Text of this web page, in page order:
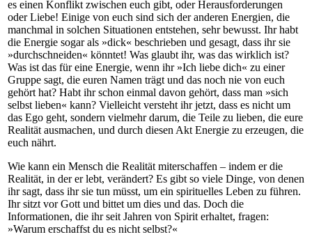
es einen Konflikt zwischen euch gibt, oder Herausforderungen
oder Liebe! Einige von euch sind sich der anderen Energien, die
manchmal in solchen Situationen entstehen, sehr bewusst. Ihr habt
die Energie sogar als »dick« beschrieben und gesagt, dass ihr sie
»durchschneiden« könntet! Was glaubt ihr, was das wirklich ist?
Was ist das für eine Energie, wenn ihr »Ich liebe dich« zu einer
Gruppe sagt, die euren Namen trägt und das noch nie von euch
gehört hat? Habt ihr schon einmal davon gehört, dass man »sich
selbst lieben« kann? Vielleicht versteht ihr jetzt, dass es nicht um
das Ego geht, sondern vielmehr darum, die Teile zu lieben, die eure
Realität ausmachen, und durch diesen Akt Energie zu erzeugen, die
euch nährt.
Wie kann ein Mensch die Realität miterschaffen – indem er die
Realität, in der er lebt, verändert? Es gibt so viele Dinge, von denen
ihr sagt, dass ihr sie tun müsst, um ein spirituelles Leben zu führen.
Ihr sitzt vor Gott und bittet um dies und das. Doch die
Informationen, die ihr seit Jahren von Spirit erhaltet, fragen:
»Warum erschaffst du es nicht selbst?«